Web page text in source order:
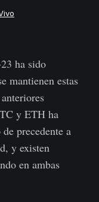
ha sido
mantienen estas
y ETH ha
precedente a
y existen
en ambas